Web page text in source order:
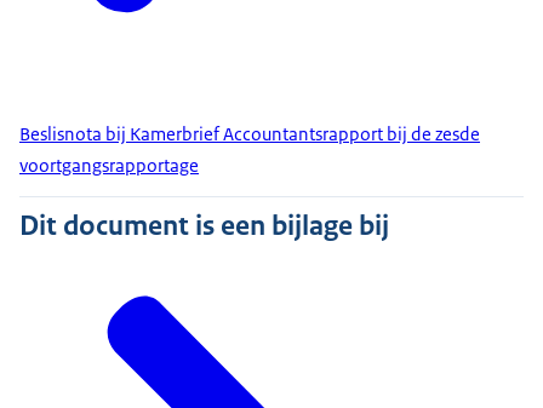
Beslisnota bij Kamerbrief Accountantsrapport bij de zesde
voortgangsrapportage
Dit document is een bijlage bij